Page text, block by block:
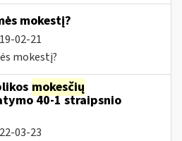
mokestį?
02-21
mokestį?
mokesčių
40-1 straipsnio
03-23